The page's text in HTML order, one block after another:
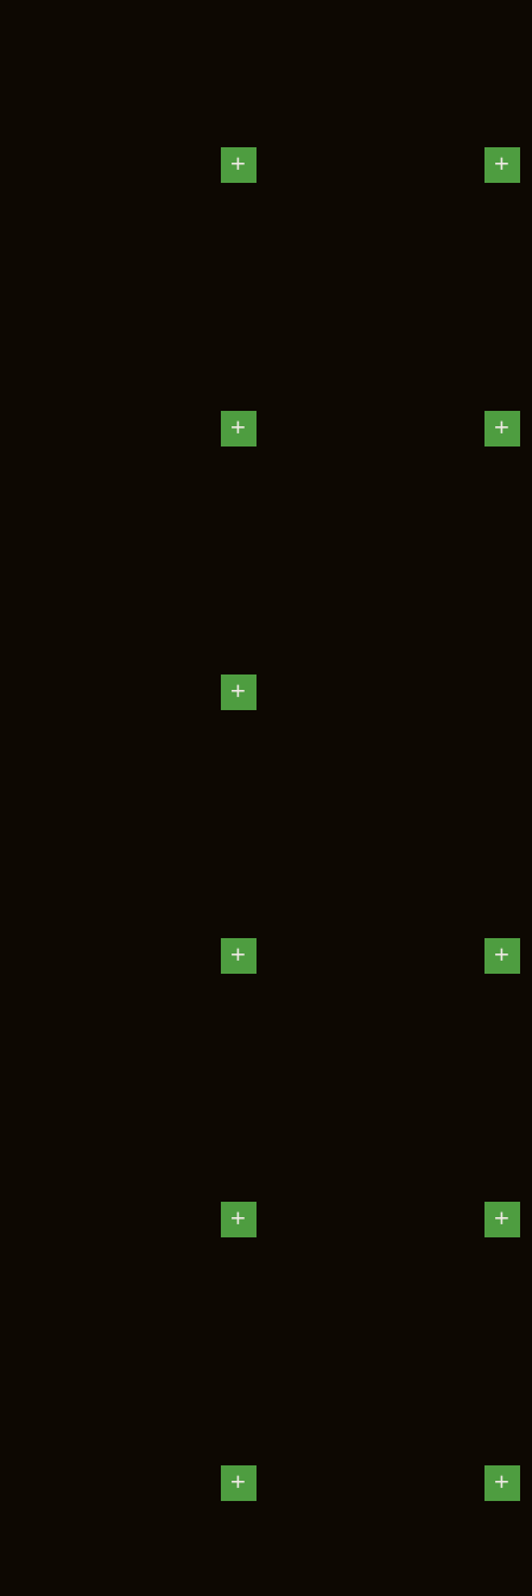
+ +
+ +
+
+ +
+ +
+ +